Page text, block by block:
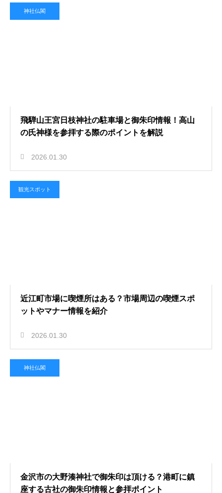
神社仏閣
飛騨山王宮日枝神社の駐車場と御朱印情報！高山
の氏神様を参拝する際のポイントを解説
2026.01.30
観光スポット
近江町市場に喫煙所はある？市場周辺の喫煙スポ
ットやマナー情報を紹介
2026.01.30
神社仏閣
金沢市の大野湊神社で御朱印は頂ける？港町に鎮
座する古社の御朱印情報と参拝ポイント